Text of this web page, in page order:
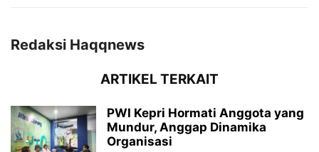
Redaksi Haqqnews
ARTIKEL TERKAIT
PWI Kepri Hormati Anggota yang
Mundur, Anggap Dinamika
Organisasi